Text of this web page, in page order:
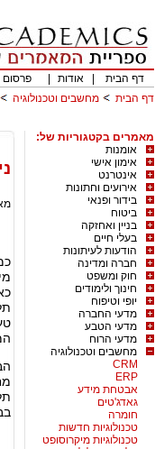
דף הבית
אודות
דף הבית
מחשבים וטכנולוגיה
מאמרים בקטגוריות של:
אומנות
אימון אישי
אינטרנט
אירועים וחתונות
בידור ופנאי
ביטוח
בניין ואחזקה
בעלי חיים
הודעות לעיתונות
חברה ומדינה
חוק ומשפט
חינוך ולימודים
יופי וטיפוח
מדעי החברה
מדעי הטבע
מדעי הרוח
מחשבים וטכנולוגיה
CRM
ERP
אבטחת מידע
גאדג'טים
חומרה
טכנולוגיות חדשות
טכנולוגיות מיקרוסופט